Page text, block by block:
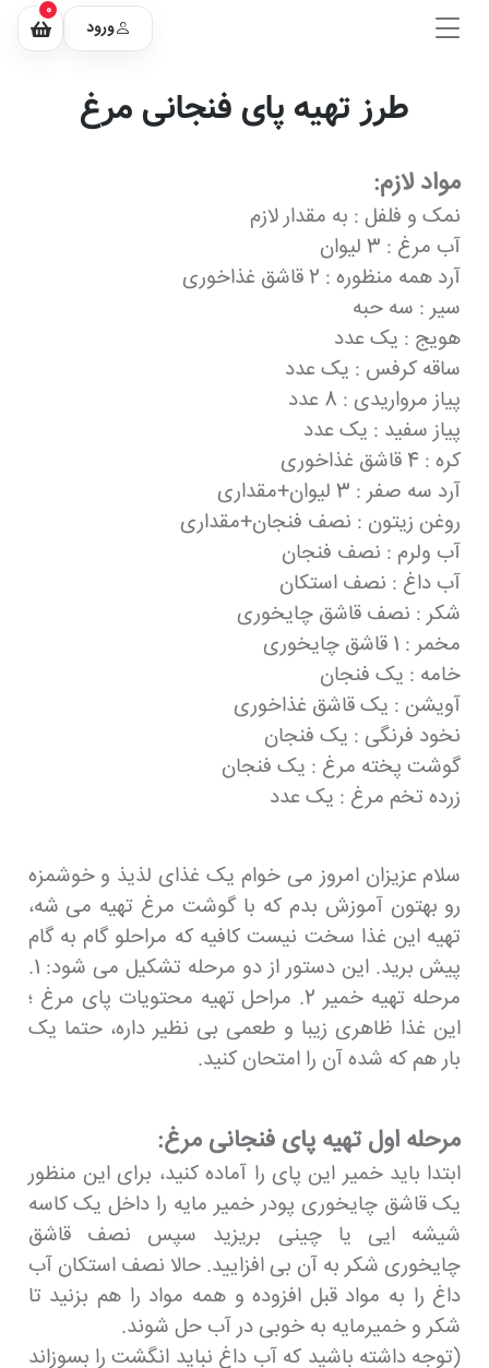
ورود
0
طرز تهیه پای فنجانی مرغ
مواد لازم:
نمک و فلفل : به مقدار لازم
آب مرغ : 3 لیوان
آرد همه منظوره : 2 قاشق غذاخوری
سیر : سه حبه
هویج : یک عدد
ساقه کرفس : یک عدد
پیاز مرواریدی : 8 عدد
پیاز سفید : یک عدد
کره : 4 قاشق غذاخوری
آرد سه صفر : 3 لیوان+مقداری
روغن زیتون : نصف فنجان+مقداری
آب ولرم : نصف فنجان
آب داغ : نصف استکان
شکر : نصف قاشق چایخوری
مخمر : 1 قاشق چایخوری
خامه : یک فنجان
آویشن : یک قاشق غذاخوری
نخود فرنگی : یک فنجان
گوشت پخته مرغ : یک فنجان
زرده تخم مرغ : یک عدد
سلام عزیزان امروز می خوام یک غذای لذیذ و خوشمزه
رو بهتون آموزش بدم که با گوشت مرغ تهیه می شه،
تهیه این غذا سخت نیست کافیه که مراحلو گام به گام
پیش برید. این دستور از دو مرحله تشکیل می شود: 1.
مرحله تهیه خمیر 2. مراحل تهیه محتویات پای مرغ ؛
این غذا ظاهری زیبا و طعمی بی نظیر داره، حتما یک
بار هم که شده آن را امتحان کنید.
مرحله اول تهیه پای فنجانی مرغ:
ابتدا باید خمیر این پای را آماده کنید، برای این منظور
یک قاشق چایخوری پودر خمیر مایه را داخل یک کاسه
شیشه ایی یا چینی بریزید سپس نصف قاشق
چایخوری شکر به آن بی افزایید. حالا نصف استکان آب
داغ را به مواد قبل افزوده و همه مواد را هم بزنید تا
شکر و خمیرمایه به خوبی در آب حل شوند.
(توجه داشته باشید که آب داغ نباید انگشت را بسوزاند